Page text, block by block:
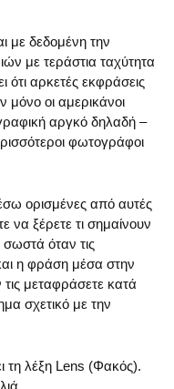
με δεδομένη την
με τεράστια ταχύτητα
ότι αρκετές εκφράσεις
οι αμερικάνοι
αργκό δηλαδή –
φωτογράφοι
ορισμένες από αυτές
να ξέρετε τι σημαίνουν
σωστά όταν τις
η φράση μέσα στην
μεταφράσετε κατά
σχετικό με την
τη λέξη Lens (Φακός).